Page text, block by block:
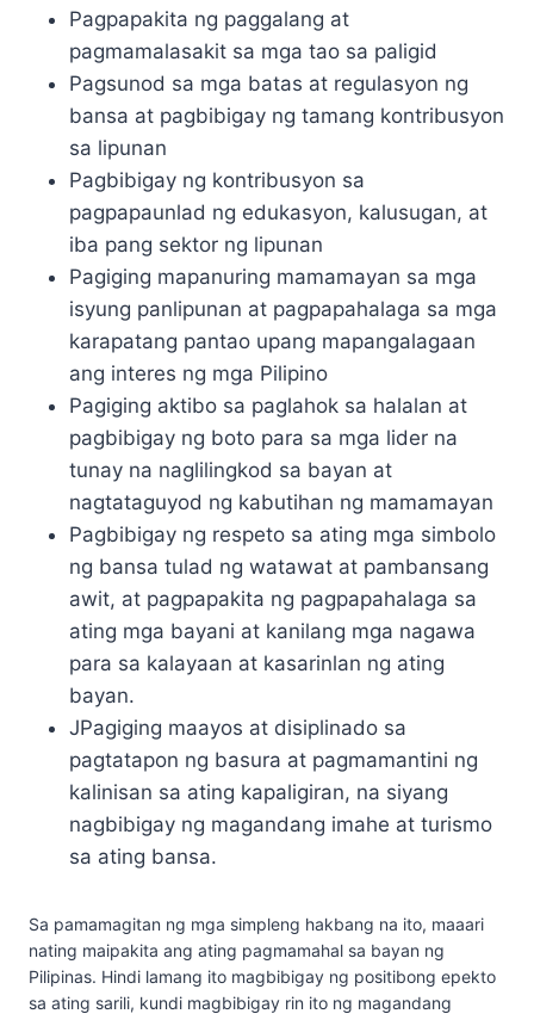
Pagpapakita ng paggalang at
pagmamalasakit sa mga tao sa paligid
Pagsunod sa mga batas at regulasyon ng
bansa at pagbibigay ng tamang kontribusyon
sa lipunan
Pagbibigay ng kontribusyon sa
pagpapaunlad ng edukasyon, kalusugan, at
iba pang sektor ng lipunan
Pagiging mapanuring mamamayan sa mga
isyung panlipunan at pagpapahalaga sa mga
karapatang pantao upang mapangalagaan
ang interes ng mga Pilipino
Pagiging aktibo sa paglahok sa halalan at
pagbibigay ng boto para sa mga lider na
tunay na naglilingkod sa bayan at
nagtataguyod ng kabutihan ng mamamayan
Pagbibigay ng respeto sa ating mga simbolo
ng bansa tulad ng watawat at pambansang
awit, at pagpapakita ng pagpapahalaga sa
ating mga bayani at kanilang mga nagawa
para sa kalayaan at kasarinlan ng ating
bayan.
JPagiging maayos at disiplinado sa
pagtatapon ng basura at pagmamantini ng
kalinisan sa ating kapaligiran, na siyang
nagbibigay ng magandang imahe at turismo
sa ating bansa.
Sa pamamagitan ng mga simpleng hakbang na ito, maaari
nating maipakita ang ating pagmamahal sa bayan ng
Pilipinas. Hindi lamang ito magbibigay ng positibong epekto
sa ating sarili, kundi magbibigay rin ito ng magandang